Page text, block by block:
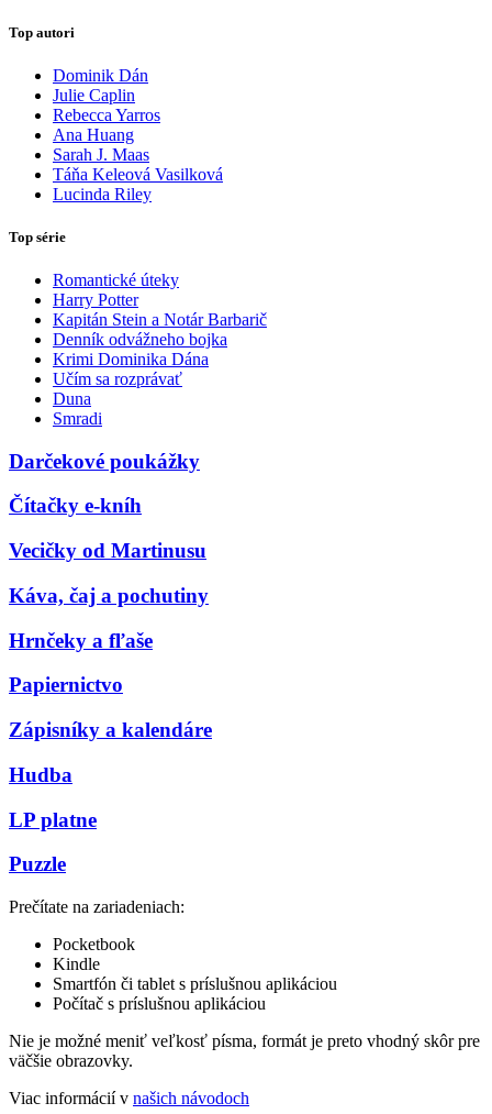
Top autori
Dominik Dán
Julie Caplin
Rebecca Yarros
Ana Huang
Sarah J. Maas
Táňa Keleová Vasilková
Lucinda Riley
Top série
Romantické úteky
Harry Potter
Kapitán Stein a Notár Barbarič
Denník odvážneho bojka
Krimi Dominika Dána
Učím sa rozprávať
Duna
Smradi
Darčekové poukážky
Čítačky e-kníh
Vecičky od Martinusu
Káva, čaj a pochutiny
Hrnčeky a fľaše
Papiernictvo
Zápisníky a kalendáre
Hudba
LP platne
Puzzle
Prečítate na zariadeniach:
Pocketbook
Kindle
Smartfón či tablet s príslušnou aplikáciou
Počítač s príslušnou aplikáciou
Nie je možné meniť veľkosť písma, formát je preto vhodný skôr pre
väčšie obrazovky.
Viac informácií v našich návodoch